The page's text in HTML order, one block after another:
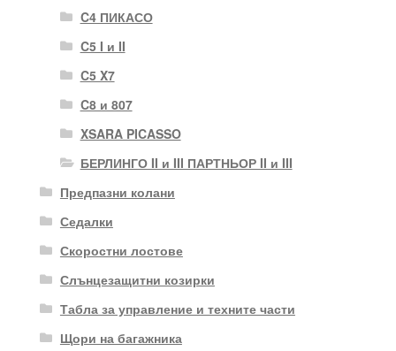
C4 ПИКАСО
C5 I и II
C5 X7
C8 и 807
XSARA PICASSO
БЕРЛИНГО II и III ПАРТНЬОР II и III
Предпазни колани
Седалки
Скоростни лостове
Слънцезащитни козирки
Табла за управление и техните части
Щори на багажника